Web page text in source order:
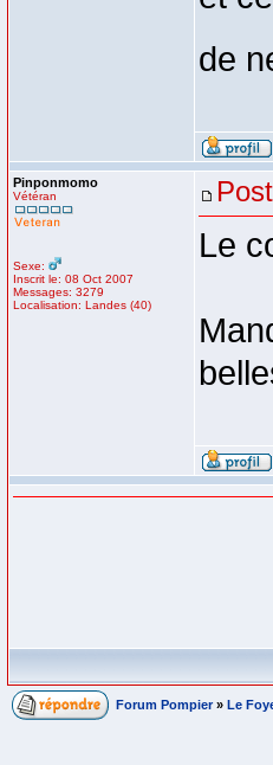
de
Pinponmomo
Vétéran
Sexe:
Inscrit le: 08 Oct 2007
Messages: 3279
Localisation: Landes (40)
Le
Forum Pompier » Le